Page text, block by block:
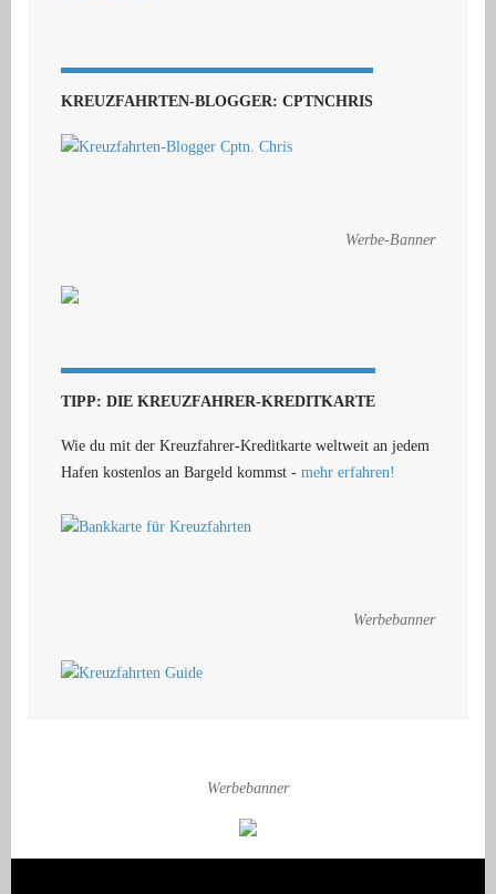
KREUZFAHRTEN-BLOGGER: CPTNCHRIS
Werbe-Banner
TIPP: DIE KREUZFAHRER-KREDITKARTE
Wie du mit der Kreuzfahrer-Kreditkarte weltweit an jedem
Hafen kostenlos an Bargeld kommst - mehr erfahren!
Werbebanner
Werbebanner